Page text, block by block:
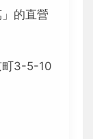
的直營
町3-5-10